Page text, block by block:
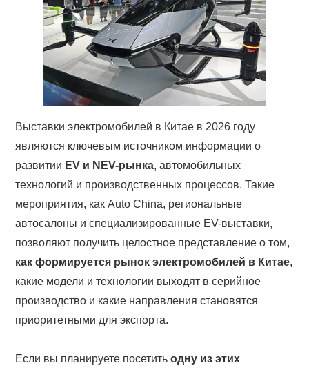
Выставки электромобилей в Китае в 2026 году
являются ключевым источником информации о
развитии EV и NEV-рынка, автомобильных
технологий и производственных процессов. Такие
мероприятия, как Auto China, региональные
автосалоны и специализированные EV-выставки,
позволяют получить целостное представление о том,
как формируется рынок электромобилей в Китае,
какие модели и технологии выходят в серийное
производство и какие направления становятся
приоритетными для экспорта.
Если вы планируете посетитьодну из этих